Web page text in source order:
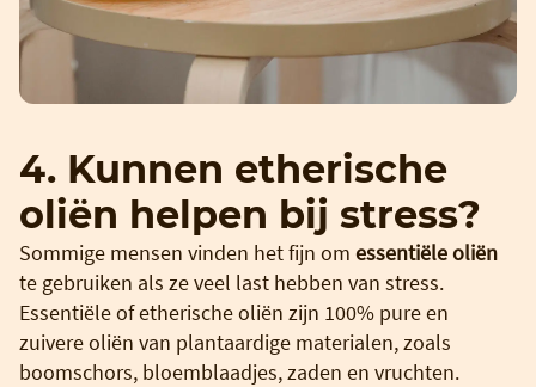
4. Kunnen etherische
oliën helpen bij stress?
Sommige mensen vinden het fijn om essentiële oliën
te gebruiken als ze veel last hebben van stress.
Essentiële of etherische oliën zijn 100% pure en
zuivere oliën van plantaardige materialen, zoals
boomschors, bloemblaadjes, zaden en vruchten.